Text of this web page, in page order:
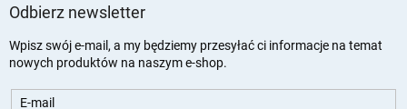
Odbierz newsletter
Wpisz swój e-mail, a my będziemy przesyłać ci informacje na temat
nowych produktów na naszym e-shop.
E-mail